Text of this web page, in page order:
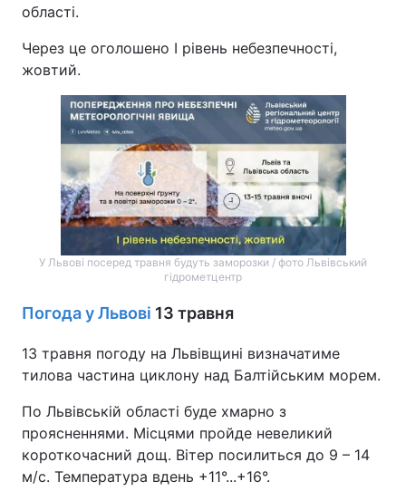
області.
Через це оголошено І рівень небезпечності,
жовтий.
У Львові посеред травня будуть заморозки / фото Львівський
гідрометцентр
Погода у Львові 13 травня
13 травня погоду на Львівщині визначатиме
тилова частина циклону над Балтійським морем.
По Львівській області буде хмарно з
проясненнями. Місцями пройде невеликий
короткочасний дощ. Вітер посилиться до 9 – 14
м/с. Температура вдень +11°...+16°.